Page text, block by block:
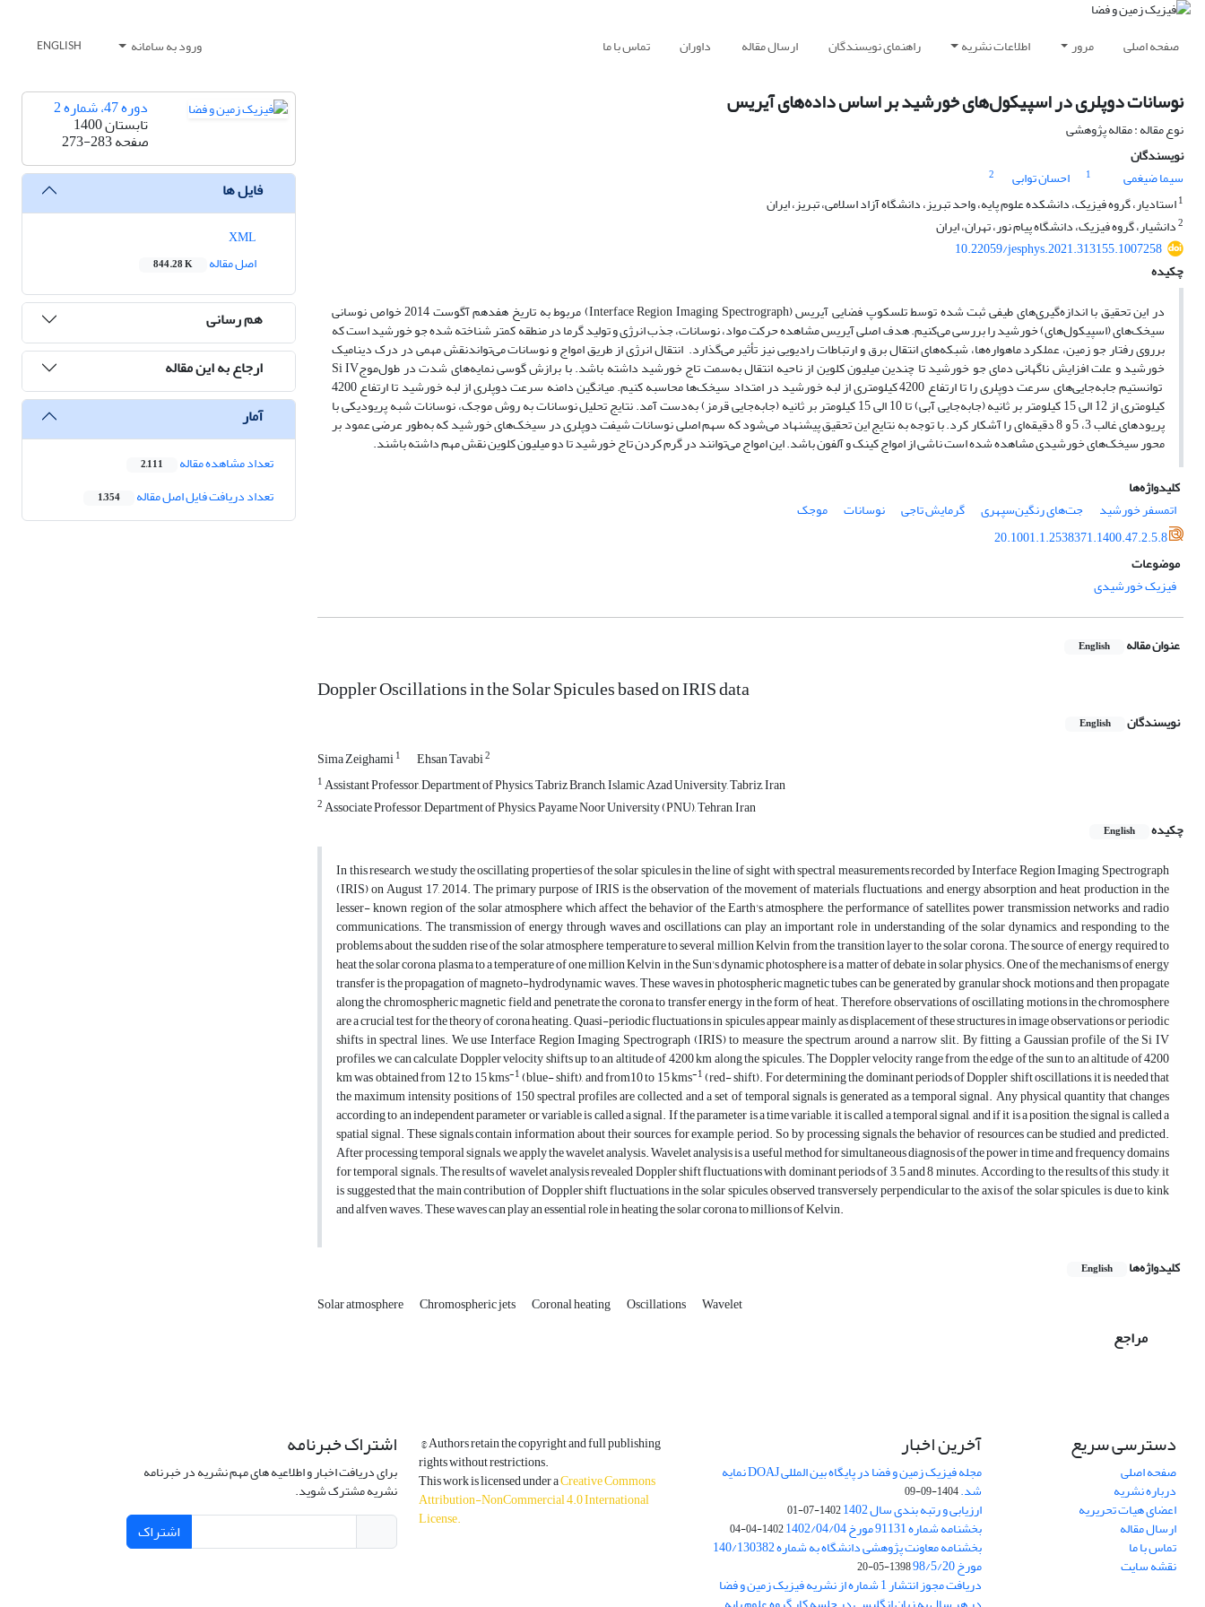
صفحه اصلی مرور اطلاعات نشریه راهنمای نویسندگان ارسال مقاله داوران تماس با ما ورود به سامانه ENGLISH
نوسانات دوپلری در اسپیکول‌های خورشید بر اساس داده‌های آیریس
نوع مقاله : مقاله پژوهشی
نویسندگان
سیما ضیغمی
1 احسان توابی
2
1استادیار، گروه فیزیک، دانشکده علوم پایه، واحد تبریز، دانشگاه آزاد اسلامی، تبریز، ایران
2دانشیار، گروه فیزیک، دانشگاه پیام نور، تهران، ایران
10.22059/jesphys.2021.313155.1007258
چکیده
در این تحقیق با اندازه‌گیری‌های طیفی ثبت شده توسط تلسکوپ فضایی آیریس (Interface Region Imaging Spectrograph) مربوط به تاریخ هفدهم آگوست 2014 خواص نوسانی
سیخک‌های (اسپیکول‌های) خورشید را بررسی می‌‌کنیم. هدف اصلی آیریس مشاهده حرکت مواد، نوسانات، جذب انرژی و تولید گرما در منطقه کمتر شناخته شده جو خورشید است که
برروی رفتار جو زمین، عملکرد ماهواره‌ها، شبکه‌های انتقال برق و ارتباطات رادیویی نیز تأثیر می‌‌گذارد. انتقال انرژی از طریق امواج و نوسانات می‌‌تواندنقش مهمی در درک دینامیک
خورشید و علت افزایش ناگهانی دمای جو خورشید تا چندین میلیون کلوین از ناحیه انتقال به‌سمت تاج خورشید داشته باشد. با برازش گوسی نمایه‌های شدت در طول‌موجSi IV
توانستیم جابه‌جایی‌های سرعت دوپلری را تا ارتفاع 4200 کیلومتری از لبه خورشید در امتداد سیخک‌ها محاسبه کنیم. میانگین دامنه سرعت دوپلری از لبه خورشید تا ارتفاع 4200
کیلومتری از 12 الی 15 کیلومتر بر ثانیه (جابه‌جایی آبی) تا 10 الی 15 کیلومتر بر ثانیه (جابه‌جایی قرمز) به‌دست آمد. نتایج تحلیل نوسانات به روش موجک، نوسانات شبه پریودیکی با
پریودهای غالب 3، 5 و 8 دقیقه‌‌ای را آشکار کرد. با توجه به نتایج این تحقیق پیشنهاد می‌‌شود که سهم اصلی نوسانات شیفت دوپلری در سیخک‌های خورشید که به‌طور عرضی عمود بر
محور سیخک‌های خورشیدی مشاهده شده است ناشی از امواج کینک و آلفون باشد. این امواج می‌‌توانند در گرم کردن تاج خورشید تا دو میلیون کلوین نقش مهم داشته باشند.
کلیدواژه‌ها
اتمسفر خورشید
جت‌های رنگین‌سپهری گرمایش تاجی نوسانات
موجک
20.1001.1.2538371.1400.47.2.5.8
موضوعات
فیزیک خورشیدی
عنوان مقاله English
Doppler Oscillations in the Solar Spicules based on IRIS data
نویسندگان English
Sima Zeighami1 Ehsan Tavabi2
1Assistant Professor, Department of Physics, Tabriz Branch, Islamic Azad University, Tabriz, Iran
2Associate Professor, Department of Physics, Payame Noor University (PNU), Tehran, Iran
چکیده
English
In this research, we study the oscillating properties of the solar spicules in the line of sight with spectral measurements recorded by Interface Region Imaging Spectrograph
(IRIS) on August 17, 2014. The primary purpose of IRIS is the observation of the movement of materials, fluctuations, and energy absorption and heat production in the
lesser- known region of the solar atmosphere which affect the behavior of the Earth's atmosphere, the performance of satellites, power transmission networks and radio
communications. The transmission of energy through waves and oscillations can play an important role in understanding of the solar dynamics, and responding to the
problems about the sudden rise of the solar atmosphere temperature to several million Kelvin from the transition layer to the solar corona. The source of energy required to
heat the solar corona plasma to a temperature of one million Kelvin in the Sun's dynamic photosphere is a matter of debate in solar physics. One of the mechanisms of energy
transfer is the propagation of magneto-hydrodynamic waves. These waves in photospheric magnetic tubes can be generated by granular shock motions and then propagate
along the chromospheric magnetic field and penetrate the corona to transfer energy in the form of heat. Therefore, observations of oscillating motions in the chromosphere
are a crucial test for the theory of corona heating. Quasi-periodic fluctuations in spicules appear mainly as displacement of these structures in image observations or periodic
shifts in spectral lines. We use Interface Region Imaging Spectrograph (IRIS) to measure the spectrum around a narrow slit. By fitting a Gaussian profile of the Si IV
profiles, we can calculate Doppler velocity shifts up to an altitude of 4200 km along the spicules. The Doppler velocity range from the edge of the sun to an altitude of 4200
km was obtained from 12 to 15 kms-1(blue- shift), and from10 to 15 kms-1(red- shift). For determining the dominant periods of Doppler shift oscillations, it is needed that
the maximum intensity positions of 150 spectral profiles are collected, and a set of temporal signals is generated as a temporal signal. Any physical quantity that changes
according to an independent parameter or variable is called a signal. If the parameter is a time variable, it is called a temporal signal, and if it is a position, the signal is called a
spatial signal. These signals contain information about their sources, for example, period. So by processing signals, the behavior of resources can be studied and predicted.
After processing temporal signals, we apply the wavelet analysis. Wavelet analysis is a useful method for simultaneous diagnosis of the power in time and frequency domains
for temporal signals. The results of wavelet analysis revealed Doppler shift fluctuations with dominant periods of 3, 5 and 8 minutes. According to the results of this study, it
is suggested that the main contribution of Doppler shift fluctuations in the solar spicules, observed transversely perpendicular to the axis of the solar spicules, is due to kink
and alfven waves. These waves can play an essential role in heating the solar corona to millions of Kelvin.
کلیدواژه‌ها English
Solar atmosphere Chromospheric jets Coronal heating Oscillations Wavelet
مراجع
دوره 47، شماره 2
تابستان 1400
صفحه273-283
فایل ها
اصل مقاله
844.28 K
هم رسانی
ارجاع به این مقاله
آمار
تعداد مشاهده مقاله 2,111
تعداد دریافت فایل اصل مقاله 1,354
دسترسی سریع
صفحه اصلی
درباره نشریه
اعضای هیات تحریریه
ارسال مقاله
تماس با ما
نقشه سایت
آخرین اخبار
مجله فیزیک زمین و فضا در پایگاه بین المللی DOAJ نمایه
شد.1404-09-09
ارزیابی و رتبه بندی سال 1402 1402-07-01
بخشنامه شماره 91131 مورخ 1402/04/04 1402-04-04
بخشنامه معاونت پژوهشی دانشگاه به شماره 140/130382
مورخ 98/5/20 1398-05-20
دریافت مجوز انتشار 1 شماره از نشریه فیزیک زمین و فضا
© Authors retain the copyright and full publishing
rights without restrictions.
This work is licensed under aCreative Commons
Attribution-NonCommercial 4.0 International
License.
اشتراک خبرنامه
برای دریافت اخبار و اطلاعیه های مهم نشریه در خبرنامه
نشریه مشترک شوید.
اشتراک